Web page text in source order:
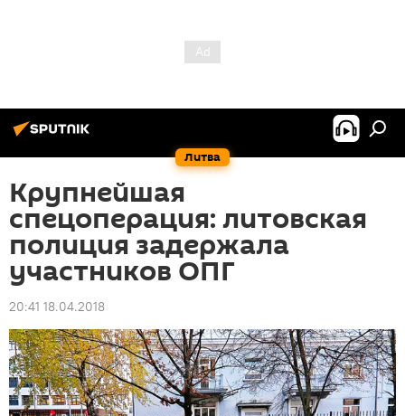
Литва
Крупнейшая
спецоперация: литовская
полиция задержала
участников ОПГ
20:41 18.04.2018